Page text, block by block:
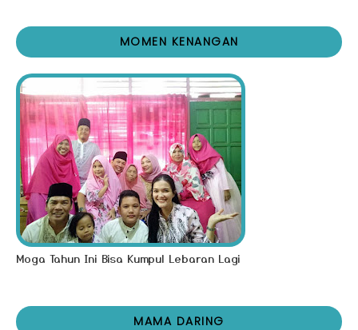
MOMEN KENANGAN
Moga Tahun Ini Bisa Kumpul Lebaran Lagi
MAMA DARING